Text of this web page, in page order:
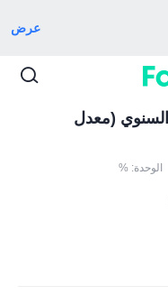
عرض
كندا مؤشر أسعار المستهلك CPI السنوي (معدل
الوحدة: %